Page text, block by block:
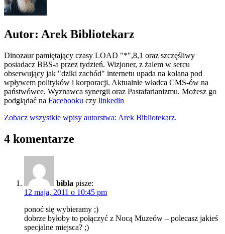
Autor: Arek Bibliotekarz
Dinozaur pamiętający czasy LOAD "*",8,1 oraz szczęśliwy
posiadacz BBS-a przez tydzień. Wizjoner, z żalem w sercu
obserwujący jak "dziki zachód" internetu upada na kolana pod
wpływem polityków i korporacji. Aktualnie władca CMS-ów na
państwówce. Wyznawca synergii oraz Pastafarianizmu. Możesz go
podglądać na Facebooku czy linkedin
Zobacz wszystkie wpisy autorstwa: Arek Bibliotekarz.
4 komentarze
bibla pisze:
12 maja, 2011 o 10:45 pm
ponoć się wybieramy ;)
dobrze byłoby to połączyć z Nocą Muzeów – polecasz jakieś
specjalne miejsca? ;)